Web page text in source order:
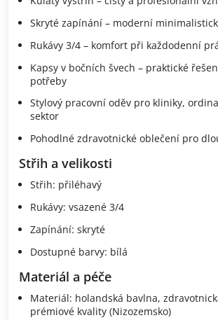
Skryté zapínání – moderní
Rukávy 3/4 – komfort při každodenní
Kapsy v bočních švech – praktické
potřeby
Stylový pracovní oděv pro kliniky,
sektor
Pohodlné zdravotnické oblečení pro
Střih a velikosti
Střih: přiléhavý
Rukávy: vsazené 3/4
Zapínání: skryté
Dostupné barvy: bílá
Materiál a péče
Materiál: holandská bavlna,
prémiové kvality (Nizozemsko)